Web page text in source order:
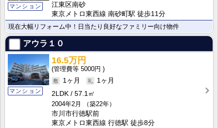
マンション
江東区南砂
東京メトロ東西線 南砂町駅 徒歩11分
現在大幅リフォーム中！日当たり良好なファミリー向け物件
アウラ１０
マンション
16.5万円
5000円
1ヶ月
1ヶ月
2LDK
57.1㎡
2004年2月
（築22年）
市川市行徳駅前
東京メトロ東西線 行徳駅 徒歩8分